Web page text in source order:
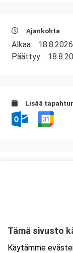
Ajankohta
Alkaa:
Päättyy:
Lisää
Tarkempi kartta
Tämä sivusto
Käytämme